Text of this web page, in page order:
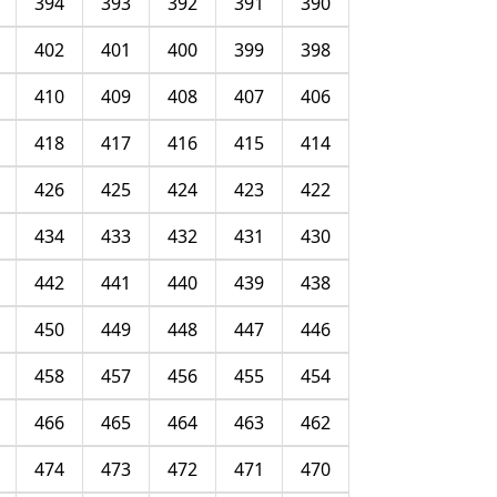
398
399
400
401
402
406
407
408
409
410
414
415
416
417
418
422
423
424
425
426
430
431
432
433
434
438
439
440
441
442
446
447
448
449
450
454
455
456
457
458
462
463
464
465
466
470
471
472
473
474